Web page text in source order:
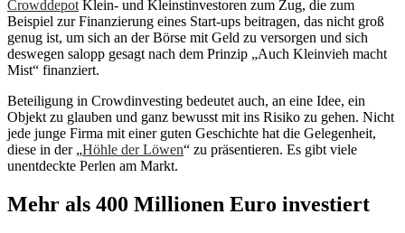
Crowddepot Klein- und Kleinstinvestoren zum Zug, die zum
Beispiel zur Finanzierung eines Start-ups beitragen, das nicht groß
genug ist, um sich an der Börse mit Geld zu versorgen und sich
deswegen salopp gesagt nach dem Prinzip „Auch Kleinvieh macht
Mist“ finanziert.
Beteiligung in Crowdinvesting bedeutet auch, an eine Idee, ein
Objekt zu glauben und ganz bewusst mit ins Risiko zu gehen. Nicht
jede junge Firma mit einer guten Geschichte hat die Gelegenheit,
diese in der „Höhle der Löwen“ zu präsentieren. Es gibt viele
unentdeckte Perlen am Markt.
Mehr als 400 Millionen Euro investiert